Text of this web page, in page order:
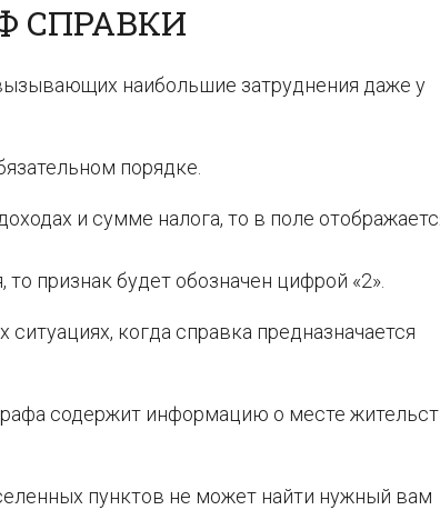
СПРАВКИ
наибольшие затруднения даже у
порядке.
и сумме налога, то в поле
признак будет обозначен цифрой «2».
когда справка предназначается
содержит информацию о месте
пунктов не может найти нужный вам